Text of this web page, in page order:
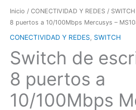
Inicio / CONECTIVIDAD Y REDES / SWITCH
8 puertos a 10/100Mbps Mercusys –
CONECTIVIDAD Y REDES, SWITCH
Switch de
8 puertos a
10/100Mbps